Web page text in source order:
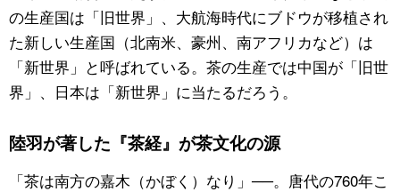
の生産国は「旧世界」、大航海時代にブドウが移植され
た新しい生産国（北南米、豪州、南アフリカなど）は
「新世界」と呼ばれている。茶の生産では中国が「旧世
界」、日本は「新世界」に当たるだろう。
陸羽が著した『茶経』が茶文化の源
「茶は南方の嘉木（かぼく）なり」──。唐代の760年こ